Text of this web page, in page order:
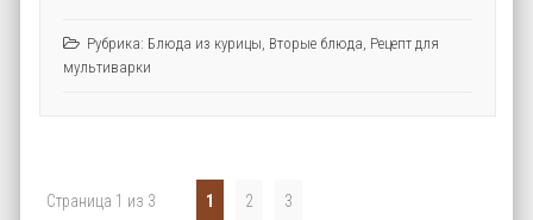
Рубрика: Блюда из курицы Вторые блюда Рецепт для
мультиварки
Страница 1 из 3 1 2 3